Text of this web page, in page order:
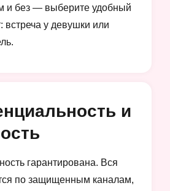
и без — выберите удобный
встреча у девушки или
и
гарантирована. Вся
по защищенным каналам,